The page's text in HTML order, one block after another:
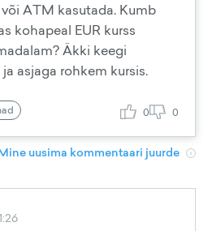
ATM kasutada. Kumb
kohapeal EUR kurss
Äkki keegi
asjaga rohkem kursis.
0 0
uusima kommentaari juurde